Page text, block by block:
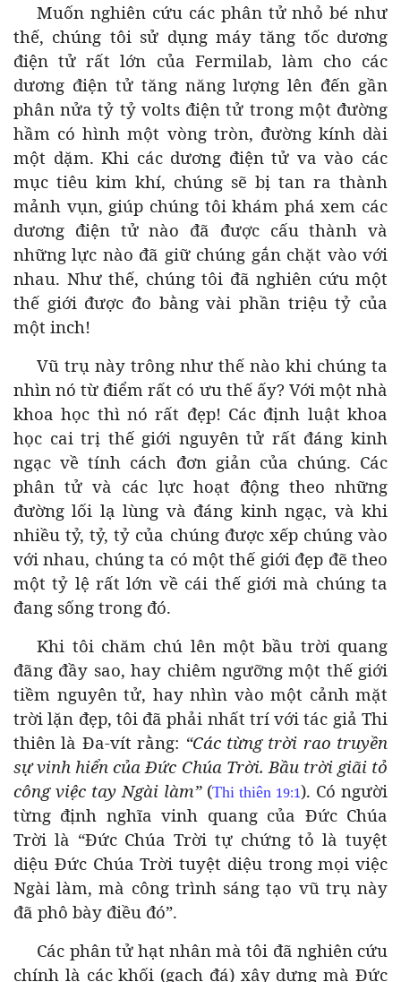
Muốn nghiên cứu các phân tử nhỏ bé như
thế, chúng tôi sử dụng máy tăng tốc dương
điện tử rất lớn của Fermilab, làm cho các
dương điện tử tăng năng lượng lên đến gần
phân nửa tỷ tỷ volts điện tử trong một đường
hầm có hình một vòng tròn, đường kính dài
một dặm. Khi các dương điện tử va vào các
mục tiêu kim khí, chúng sẽ bị tan ra thành
mảnh vụn, giúp chúng tôi khám phá xem các
dương điện tử nào đã được cấu thành và
những lực nào đã giữ chúng gắn chặt vào với
nhau. Như thế, chúng tôi đã nghiên cứu một
thế giới được đo bằng vài phần triệu tỷ của
một inch!
Vũ trụ này trông như thế nào khi chúng ta
nhìn nó từ điểm rất có ưu thế ấy? Với một nhà
khoa học thì nó rất đẹp! Các định luật khoa
học cai trị thế giới nguyên tử rất đáng kinh
ngạc về tính cách đơn giản của chúng. Các
phân tử và các lực hoạt động theo những
đường lối lạ lùng và đáng kinh ngạc, và khi
nhiều tỷ, tỷ, tỷ của chúng được xếp chúng vào
với nhau, chúng ta có một thế giới đẹp đẽ theo
một tỷ lệ rất lớn về cái thế giới mà chúng ta
đang sống trong đó.
Khi tôi chăm chú lên một bầu trời quang
đãng đầy sao, hay chiêm ngưỡng một thế giới
tiềm nguyên tử, hay nhìn vào một cảnh mặt
trời lặn đẹp, tôi đã phải nhất trí với tác giả Thi
thiên là Đa-vít rằng: “Các từng trời rao truyền
sự vinh hiển của Đức Chúa Trời. Bầu trời giãi tỏ
công việc tay Ngài làm”(Thi thiên 19:1). Có người
từng định nghĩa vinh quang của Đức Chúa
Trời là “Đức Chúa Trời tự chứng tỏ là tuyệt
diệu Đức Chúa Trời tuyệt diệu trong mọi việc
Ngài làm, mà công trình sáng tạo vũ trụ này
đã phô bày điều đó”.
Các phân tử hạt nhân mà tôi đã nghiên cứu
chính là các khối (gạch đá) xây dựng mà Đức